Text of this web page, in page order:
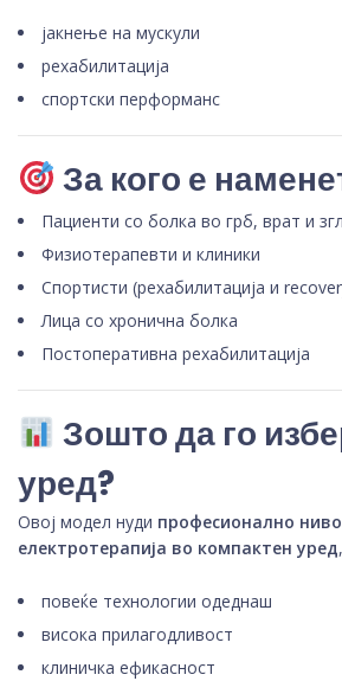
јакнење на мускули
рехабилитација
спортски перформанс
За кого е
Пациенти со болка во грб, врат и
Физиотерапевти и клиники
Спортисти (рехабилитација и
Лица со хронична болка
Постоперативна рехабилитација
Зошто да го
уред?
Овој модел нуди професионално
електротерапија во компактен уред
повеќе технологии одеднаш
висока прилагодливост
клиничка ефикасност